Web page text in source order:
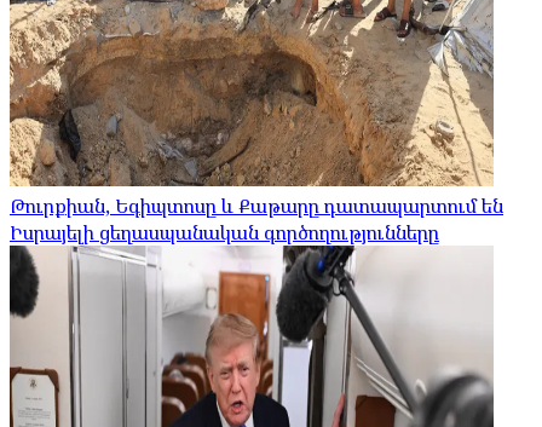
Թուրքիան, Եգիպտոսը և Քաթարը դատապարտում են
Իսրայելի ցեղասպանական գործողությունները